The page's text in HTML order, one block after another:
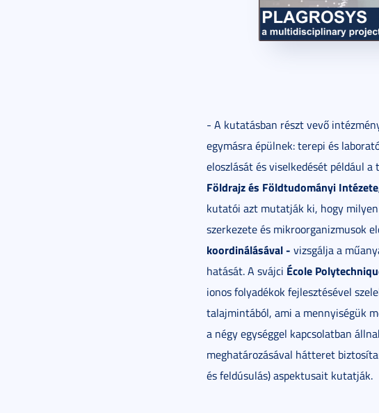
- A kutatásban részt vevő
egymásra épülnek: terepi és
eloszlását és viselkedését például
Földrajz és Földtudományi
kutatói azt mutatják ki, hogy milyen
szerkezete és mikroorganizmusok
koordinálásával - vizsgálja a
hatását. A svájci École
ionos folyadékok fejlesztésével
talajmintából, ami a mennyiségük
a négy egységgel kapcsolatban
meghatározásával hátteret
és feldúsulás) aspektusait kutatják.